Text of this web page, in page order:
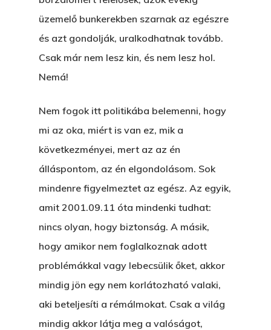
üzemelő bunkerekben szarnak az egészre
és azt gondolják, uralkodhatnak tovább.
Csak már nem lesz kin, és nem lesz hol.
Nemá!
Nem fogok itt politikába belemenni, hogy
mi az oka, miért is van ez, mik a
következményei, mert az az én
álláspontom, az én elgondolásom. Sok
mindenre figyelmeztet az egész. Az egyik,
amit 2001.09.11 óta mindenki tudhat:
nincs olyan, hogy biztonság. A másik,
hogy amikor nem foglalkoznak adott
problémákkal vagy lebecsülik őket, akkor
mindig jön egy nem korlátozható valaki,
aki beteljesíti a rémálmokat. Csak a világ
mindig akkor látja meg a valóságot,